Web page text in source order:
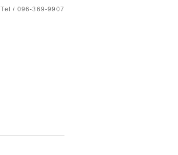
Tel / 096-369-9907